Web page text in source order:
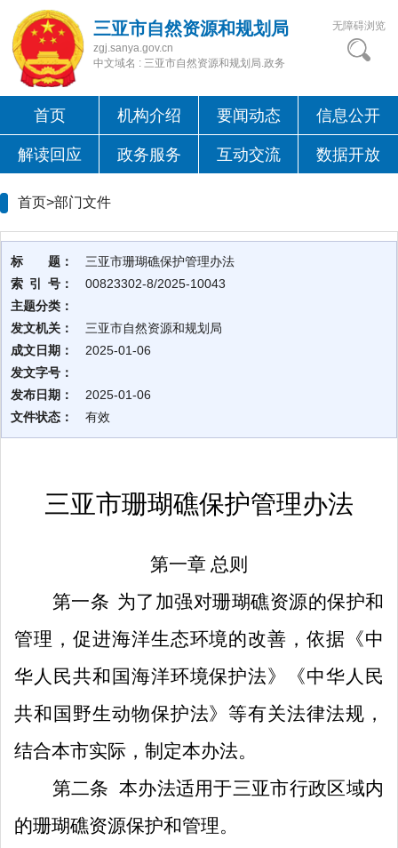
三亚市自然资源和规划局
zgj.sanya.gov.cn
中文域名 : 三亚市自然资源和规划局.政务
无障碍浏览
首页 机构介绍 要闻动态 信息公开
解读回应 政务服务 互动交流 数据开放
首页>部门文件
标 题：
三亚市珊瑚礁保护管理办法
索 引 号：
00823302-8/2025-10043
主题分类：
发文机关：
三亚市自然资源和规划局
成文日期：
2025-01-06
发文字号：
发布日期：
2025-01-06
文件状态：
有效
三亚市珊瑚礁保护管理办法
第一章 总则
第一条 为了加强对珊瑚礁资源的保护和
管理，促进海洋生态环境的改善，依据《中
华人民共和国海洋环境保护法》《中华人民
共和国野生动物保护法》等有关法律法规，
结合本市实际，制定本办法。
第二条 本办法适用于三亚市行政区域内
的珊瑚礁资源保护和管理。